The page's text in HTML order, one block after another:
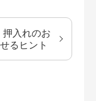
入れのお
るヒント